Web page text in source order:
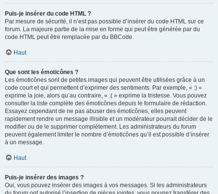
Puis-je insérer du code HTML ?
Par mesure de sécurité, il n’est pas possible d’insérer du code HTML sur ce
forum. La majeure partie de la mise en forme qui peut être générée par du
code HTML peut être remplacée par du BBCode.
Haut
Que sont les émoticônes ?
Les émoticônes sont de petites images qui peuvent être utilisées grâce à un
code court et qui permettent d’exprimer des sentiments. Par exemple, « :) »
exprime la joie, alors qu’au contraire, « :( » exprime la tristesse. Vous pouvez
consulter la liste complète des émoticônes depuis le formulaire de rédaction.
Essayez cependant de ne pas abuser des émoticônes, elles peuvent
rapidement rendre un message illisible et un modérateur pourrait décider de le
modifier ou de le supprimer complètement. Les administrateurs du forum
peuvent également limiter le nombre d’émoticônes qu’il est possible d’insérer
à un message.
Haut
Puis-je insérer des images ?
Oui, vous pouvez insérer des images à vos messages. Si les administrateurs